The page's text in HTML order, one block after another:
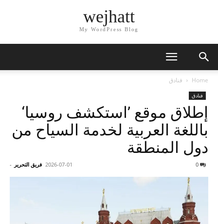
wejhatt
My WordPress Blog
Home فنادق
فنادق
إطلاق موقع ’استكشف روسيا‘
باللغة العربية لخدمة السياح من
دول المنطقة
فريق التحرير - 2026-07-01